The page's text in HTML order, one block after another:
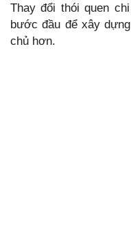
Thay đổi thói quen
bước đầu để xây
chủ hơn.